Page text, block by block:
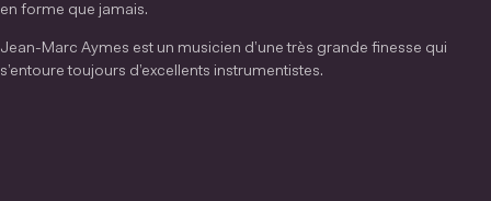
en forme que jamais.
Jean-Marc Aymes est un musicien d’une très grande finesse qui
s’entoure toujours d’excellents instrumentistes.